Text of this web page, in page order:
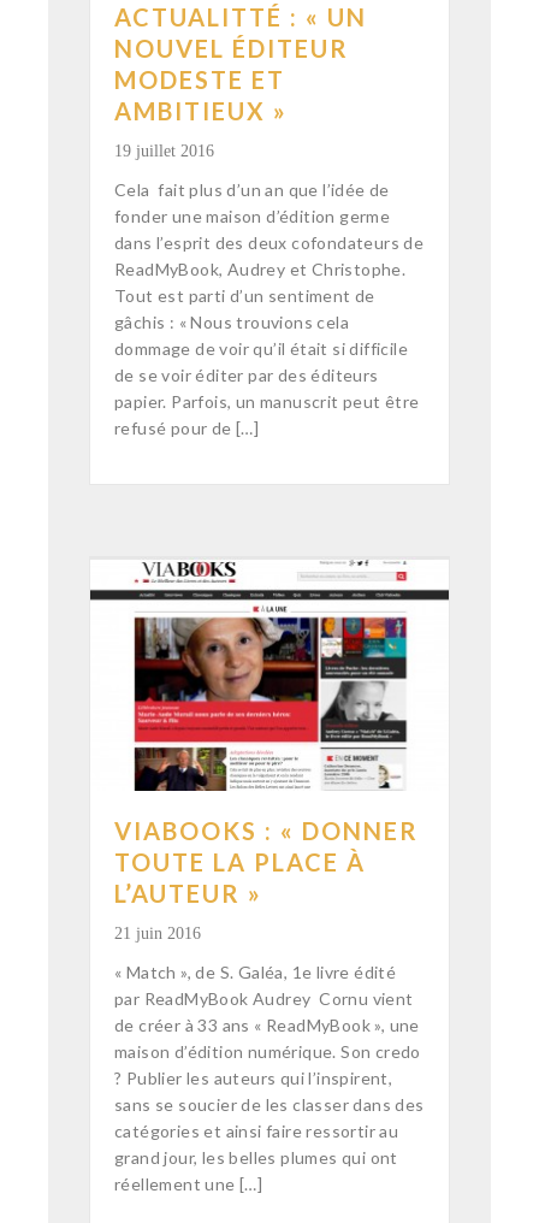
ACTUALITTÉ : « UN
NOUVEL ÉDITEUR
MODESTE ET
AMBITIEUX »
19 juillet 2016
Cela fait plus d’un an que l’idée de
fonder une maison d’édition germe
dans l’esprit des deux cofondateurs de
ReadMyBook, Audrey et Christophe.
Tout est parti d’un sentiment de
gâchis : « Nous trouvions cela
dommage de voir qu’il était si difficile
de se voir éditer par des éditeurs
papier. Parfois, un manuscrit peut être
refusé pour de […]
VIABOOKS : « DONNER
TOUTE LA PLACE À
L’AUTEUR »
21 juin 2016
« Match », de S. Galéa, 1e livre édité
par ReadMyBook Audrey Cornu vient
de créer à 33 ans « ReadMyBook », une
maison d’édition numérique. Son credo
? Publier les auteurs qui l’inspirent,
sans se soucier de les classer dans des
catégories et ainsi faire ressortir au
grand jour, les belles plumes qui ont
réellement une […]